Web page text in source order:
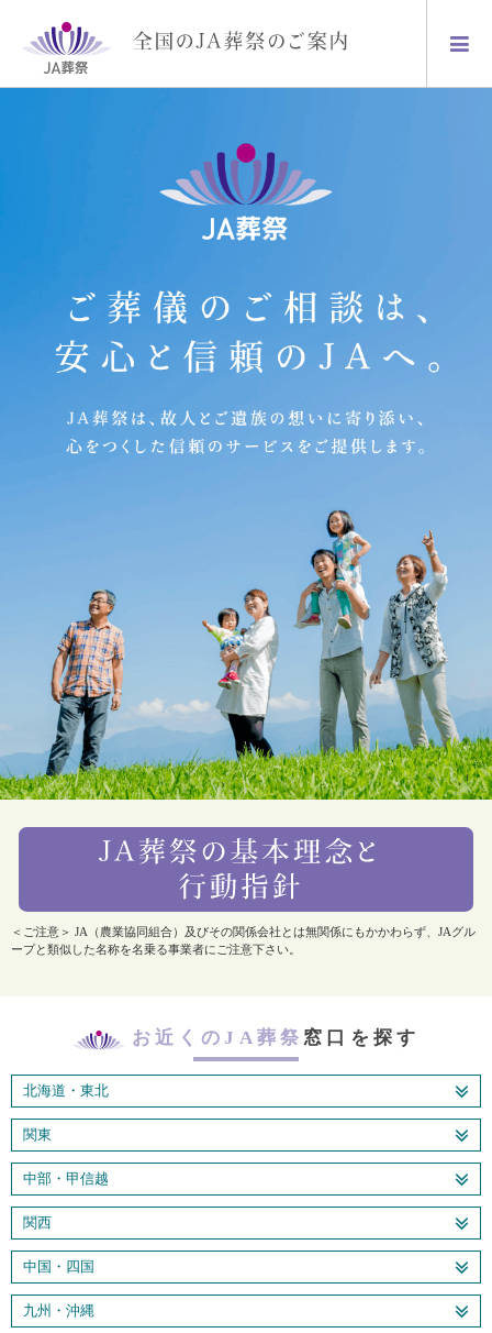
＜ご注意＞ JA（農業協同組合）及びその関係会社とは無関係にもかかわらず、JAグル
ープと類似した名称を名乗る事業者にご注意下さい。
お近くのJA葬祭 窓口を探す
北海道・東北
関東
中部・甲信越
関西
中国・四国
九州・沖縄